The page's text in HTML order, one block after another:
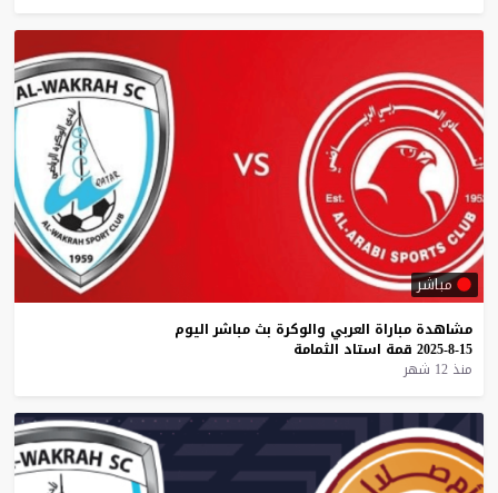
مباشر
مشاهدة مباراة العربي والوكرة بث مباشر اليوم
15-8-2025
قمة استاد الثمامة
منذ 12 شهر